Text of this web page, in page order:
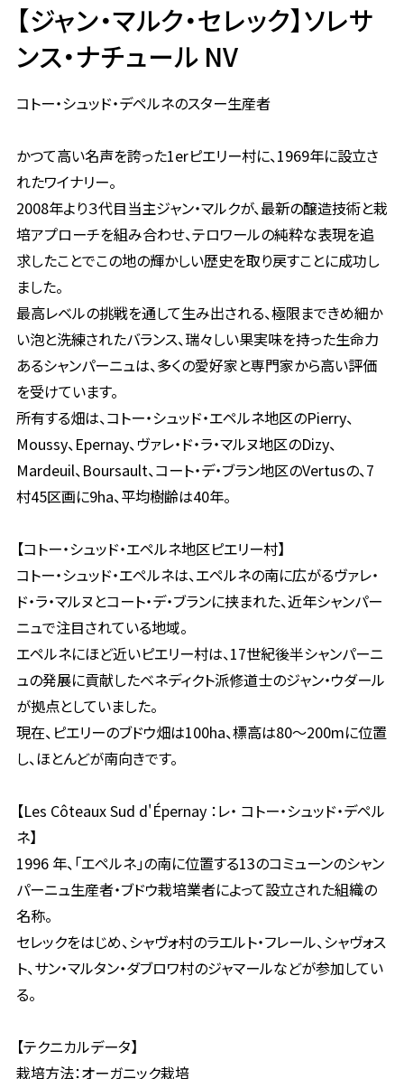
【ジャン・マルク・セレック】ソレサ
ンス・ナチュール NV
コトー・シュッド・デペルネのスター生産者
かつて高い名声を誇った1erピエリー村に、1969年に設立さ
れたワイナリー。
2008年より３代目当主ジャン・マルクが、最新の醸造技術と栽
培アプローチを組み合わせ、テロワールの純粋な表現を追
求したことでこの地の輝かしい歴史を取り戻すことに成功し
ました。
最高レベルの挑戦を通して生み出される、極限まできめ細か
い泡と洗練されたバランス、瑞々しい果実味を持った生命力
あるシャンパーニュは、多くの愛好家と専門家から高い評価
を受けています。
所有する畑は、コトー・シュッド・エペルネ地区のPierry、
Moussy、Epernay、ヴァレ・ド・ラ・マルヌ地区のDizy、
Mardeuil、Boursault、コート・デ・ブラン地区のVertusの、7
村45区画に9ha、平均樹齢は40年。
【コトー・シュッド・エペルネ地区ピエリー村】
コトー・シュッド・エペルネは、エペルネの南に広がるヴァレ・
ド・ラ・マルヌとコート・デ・ブランに挟まれた、近年シャンパー
ニュで注目されている地域。
エペルネにほど近いピエリー村は、17世紀後半シャンパーニ
ュの発展に貢献したベネディクト派修道士のジャン・ウダール
が拠点としていました。
現在、ピエリーのブドウ畑は100ha、標高は80〜200mに位置
し、ほとんどが南向きです。
【Les Côteaux Sud d'Épernay ：レ・ コトー・シュッド・デペル
ネ】
1996 年、「エペルネ」の南に位置する13のコミューンのシャン
パーニュ生産者・ブドウ栽培業者によって設立された組織の
名称。
セレックをはじめ、シャヴォ村のラエルト・フレール、シャヴォス
ト、サン・マルタン・ダブロワ村のジャマールなどが参加してい
る。
【テクニカルデータ】
栽培方法：オーガニック栽培